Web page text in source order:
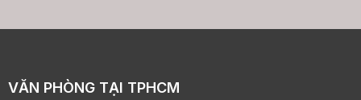
VĂN PHÒNG TẠI TPHCM